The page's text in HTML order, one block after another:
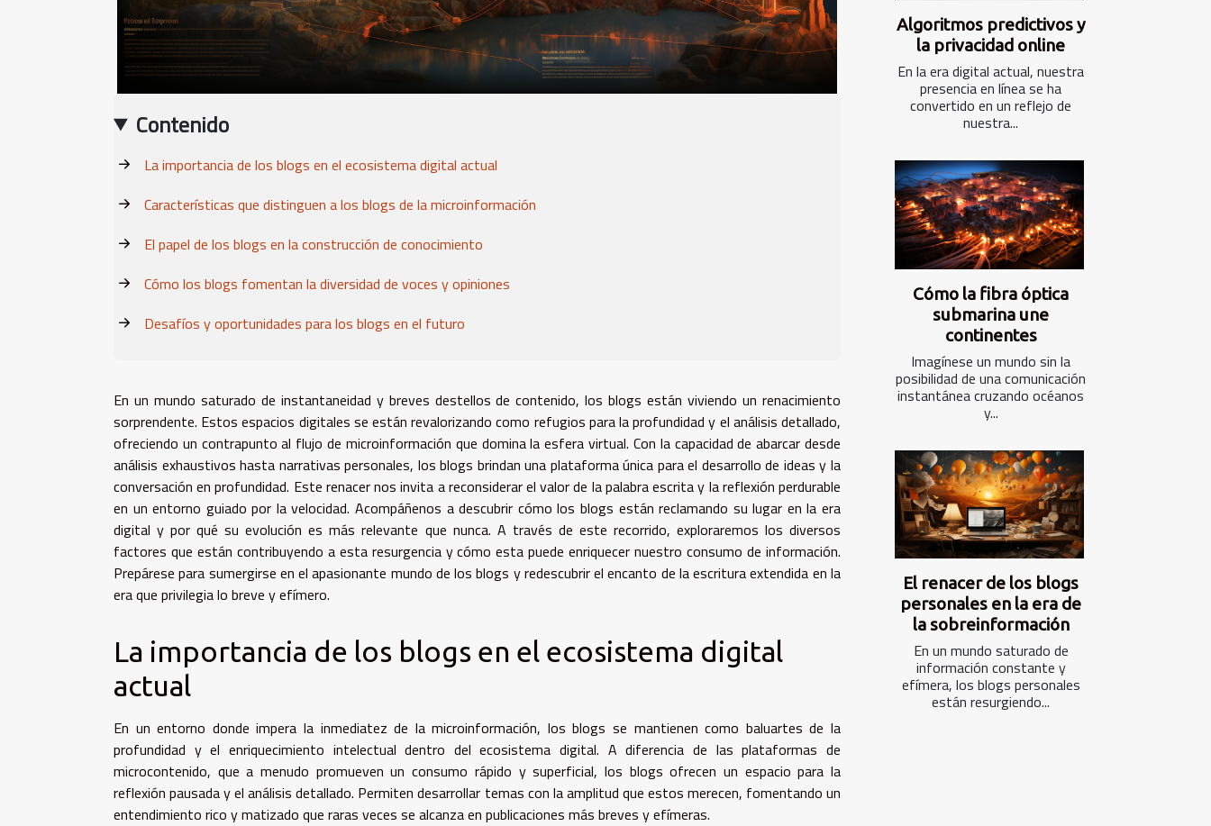
Contenido
La importancia de los blogs en el ecosistema digital actual
Características que distinguen a los blogs de la microinformación
El papel de los blogs en la construcción de conocimiento
Cómo los blogs fomentan la diversidad de voces y opiniones
Desafíos y oportunidades para los blogs en el futuro
En un mundo saturado de instantaneidad y breves destellos de contenido, los blogs están viviendo un renacimiento
sorprendente. Estos espacios digitales se están revalorizando como refugios para la profundidad y el análisis detallado,
ofreciendo un contrapunto al flujo de microinformación que domina la esfera virtual. Con la capacidad de abarcar desde
análisis exhaustivos hasta narrativas personales, los blogs brindan una plataforma única para el desarrollo de ideas y la
conversación en profundidad. Este renacer nos invita a reconsiderar el valor de la palabra escrita y la reflexión perdurable
en un entorno guiado por la velocidad. Acompáñenos a descubrir cómo los blogs están reclamando su lugar en la era
digital y por qué su evolución es más relevante que nunca. A través de este recorrido, exploraremos los diversos
factores que están contribuyendo a esta resurgencia y cómo esta puede enriquecer nuestro consumo de información.
Prepárese para sumergirse en el apasionante mundo de los blogs y redescubrir el encanto de la escritura extendida en la
era que privilegia lo breve y efímero.
La importancia de los blogs en el ecosistema digital
actual
En un entorno donde impera la inmediatez de la microinformación, los blogs se mantienen como baluartes de la
profundidad y el enriquecimiento intelectual dentro del ecosistema digital. A diferencia de las plataformas de
microcontenido, que a menudo promueven un consumo rápido y superficial, los blogs ofrecen un espacio para la
reflexión pausada y el análisis detallado. Permiten desarrollar temas con la amplitud que estos merecen, fomentando un
entendimiento rico y matizado que raras veces se alcanza en publicaciones más breves y efímeras.
Algoritmos predictivos y
la privacidad online
En la era digital actual, nuestra
presencia en línea se ha
convertido en un reflejo de
nuestra...
Cómo la fibra óptica
submarina une
continentes
Imagínese un mundo sin la
posibilidad de una comunicación
instantánea cruzando océanos
y...
El renacer de los blogs
personales en la era de
la sobreinformación
En un mundo saturado de
información constante y
efímera, los blogs personales
están resurgiendo...